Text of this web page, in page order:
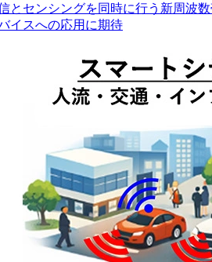
とセンシングを同時に行う新周波
イスへの応用に期待